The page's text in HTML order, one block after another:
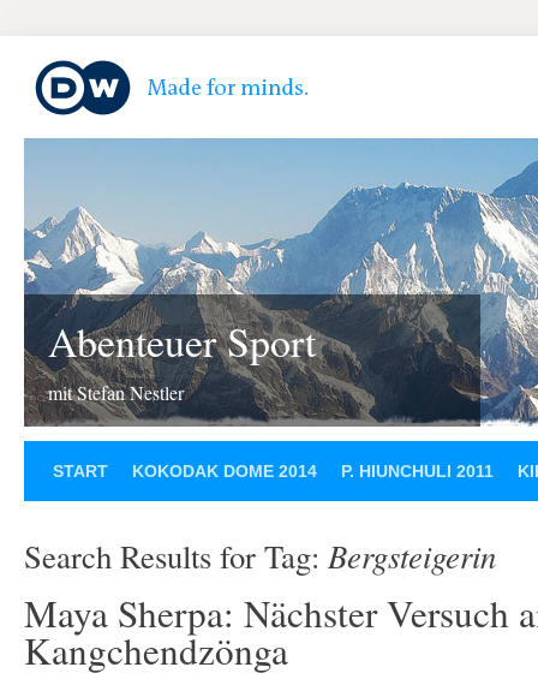
Abenteuer Sport
mit Stefan Nestler
START KOKODAK DOME 2014 P. HIUNCHULI 2011
Search Results for Tag: Bergsteigerin
Maya Sherpa: Nächster Versuch
Kangchendzönga